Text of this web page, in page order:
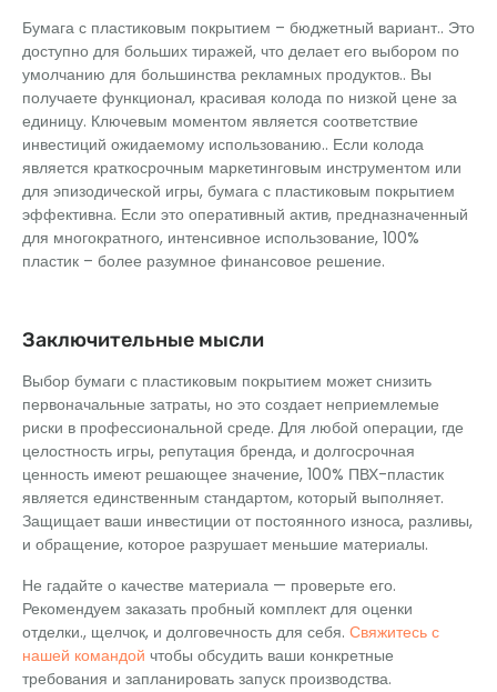
Бумага с пластиковым покрытием – бюджетный вариант.. Это
доступно для больших тиражей, что делает его выбором по
умолчанию для большинства рекламных продуктов.. Вы
получаете функционал, красивая колода по низкой цене за
единицу. Ключевым моментом является соответствие
инвестиций ожидаемому использованию.. Если колода
является краткосрочным маркетинговым инструментом или
для эпизодической игры, бумага с пластиковым покрытием
эффективна. Если это оперативный актив, предназначенный
для многократного, интенсивное использование, 100%
пластик – более разумное финансовое решение.
Заключительные мысли
Выбор бумаги с пластиковым покрытием может снизить
первоначальные затраты, но это создает неприемлемые
риски в профессиональной среде. Для любой операции, где
целостность игры, репутация бренда, и долгосрочная
ценность имеют решающее значение, 100% ПВХ-пластик
является единственным стандартом, который выполняет.
Защищает ваши инвестиции от постоянного износа, разливы,
и обращение, которое разрушает меньшие материалы.
Не гадайте о качестве материала — проверьте его.
Рекомендуем заказать пробный комплект для оценки
отделки., щелчок, и долговечность для себя. Свяжитесь с
нашей командой чтобы обсудить ваши конкретные
требования и запланировать запуск производства.